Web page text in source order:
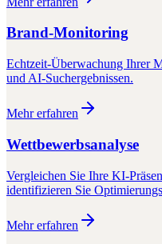
Brand-Monitoring
Echtzeit-Überwachung Ihrer
und AI-Suchergebnissen.
Mehr erfahren
Wettbewerbsanalyse
Vergleichen Sie Ihre KI-
identifizieren Sie
Mehr erfahren